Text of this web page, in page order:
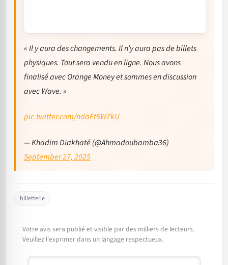
« Il y aura des changements. Il n’y aura pas de billets
physiques. Tout sera vendu en ligne. Nous avons
finalisé avec Orange Money et sommes en discussion
avec Wave. »
pic.twitter.com/ndaFt6WZkU
— Khadim Diakhaté (@Ahmadoubamba36)
September 27, 2025
billetterie
Votre avis sera publié et visible par des milliers de lecteurs.
Veuillez l'exprimer dans un langage respectueux.
Commentaire